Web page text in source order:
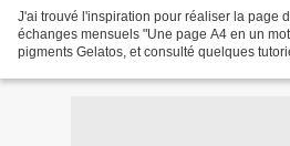
J'ai trouvé l'inspiration pour réaliser la page
échanges mensuels "Une page A4 en un
pigments Gelatos, et consulté quelques